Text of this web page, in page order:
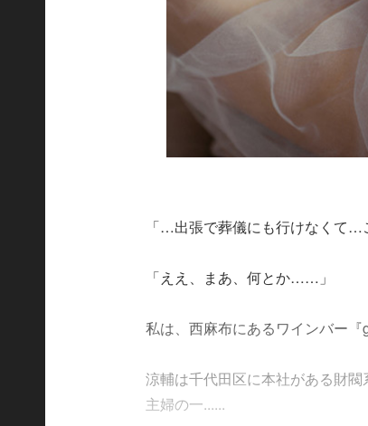
「…出張で葬儀にも行けなくて…
「ええ、まあ、何とか……」
私は、西麻布にあるワインバー
涼輔は千代田区に本社がある財
主婦の一......